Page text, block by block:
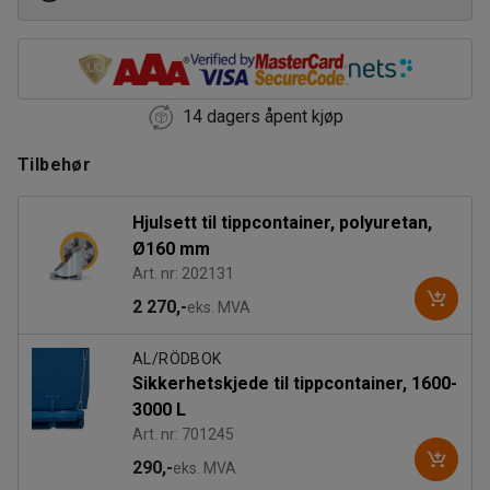
14 dagers åpent kjøp
Tilbehør
Hjulsett til tippcontainer, polyuretan,
Ø160 mm
Art. nr: 202131
2 270,-eks. MVA
AL/RÖDBOK
Sikkerhetskjede til tippcontainer, 1600-
3000 L
Art. nr: 701245
290,-eks. MVA